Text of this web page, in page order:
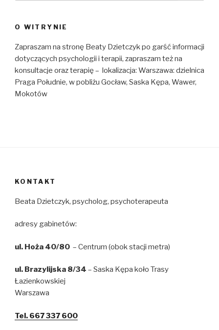
O WITRYNIE
Zapraszam na stronę Beaty Dzietczyk po garść informacji
dotyczących psychologii i terapii, zapraszam też na
konsultacje oraz terapię – lokalizacja: Warszawa: dzielnica
Praga Południe, w pobliżu Gocław, Saska Kępa, Wawer,
Mokotów
KONTAKT
Beata Dzietczyk, psycholog, psychoterapeuta
adresy gabinetów:
ul. Hoża 40/80 – Centrum (obok stacji metra)
ul. Brazylijska 8/34 – Saska Kępa koło Trasy
Łazienkowskiej
Warszawa
Tel. 667 337 600